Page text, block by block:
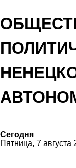
Сегодня
Пятница, 7 августа